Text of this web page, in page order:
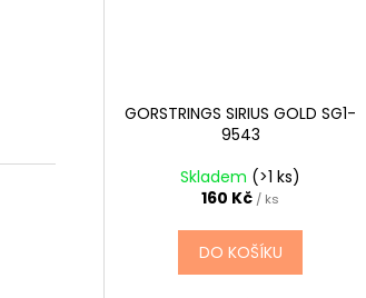
GORSTRINGS SIRIUS GOLD SG1-
9543
Skladem (>1 ks)
160 Kč / ks
DO KOŠÍKU